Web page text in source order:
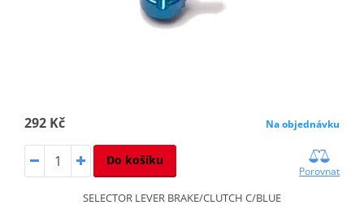
292 Kč Na objednávku
Do košíku
Porovnat
SELECTOR LEVER BRAKE/CLUTCH C/BLUE